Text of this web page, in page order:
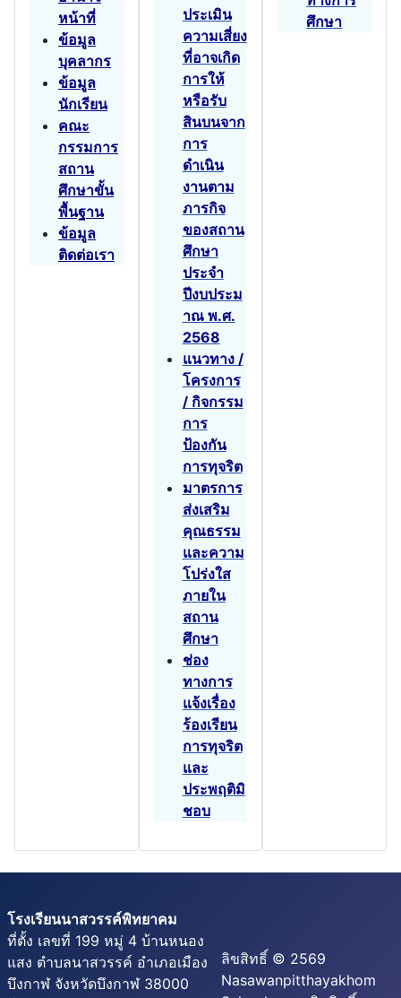
หน้าที่
ข้อมูล
บุคลากร
ข้อมูล
นักเรียน
คณะ
กรรมการ
สถาน
ศึกษาขั้น
พื้นฐาน
ข้อมูล
ติดต่อเรา
ประเมิน
ความเสี่ยง
ที่อาจเกิด
การให้
หรือรับ
สินบนจาก
การ
ดำเนิน
งานตาม
ภารกิจ
ของสถาน
ศึกษา
ประจำ
ปีงบประม
าณ พ.ศ.
2568
แนวทาง /
โครงการ
/ กิจกรรม
การ
ป้องกัน
การทุจริต
มาตรการ
ส่งเสริม
คุณธรรม
และความ
โปร่งใส
ภายใน
สถาน
ศึกษา
ช่อง
ทางการ
แจ้งเรื่อง
ร้องเรียน
การทุจริต
และ
ประพฤติมิ
ชอบ
ศึกษา
โรงเรียนนาสวรรค์พิทยาคม
ที่ตั้ง เลขที่ 199 หมู่ 4 บ้านหนอง
แสง ตำบลนาสวรรค์ อำเภอเมือง
บึงกาฬ จังหวัดบึงกาฬ 38000
ลิขสิทธิ์ © 2569
Nasawanpitthayakhom